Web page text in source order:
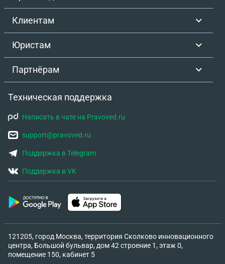
Клиентам
Юристам
Партнёрам
Техническая поддержка
Написать в чате на Pravoved.ru
support@pravoved.ru
Поддержка в Telegram
Поддержка в VK
121205, город Москва, территория Сколково инновационного
центра, Большой бульвар, дом 42 строение 1, этаж 0,
помещение 150, кабинет 5